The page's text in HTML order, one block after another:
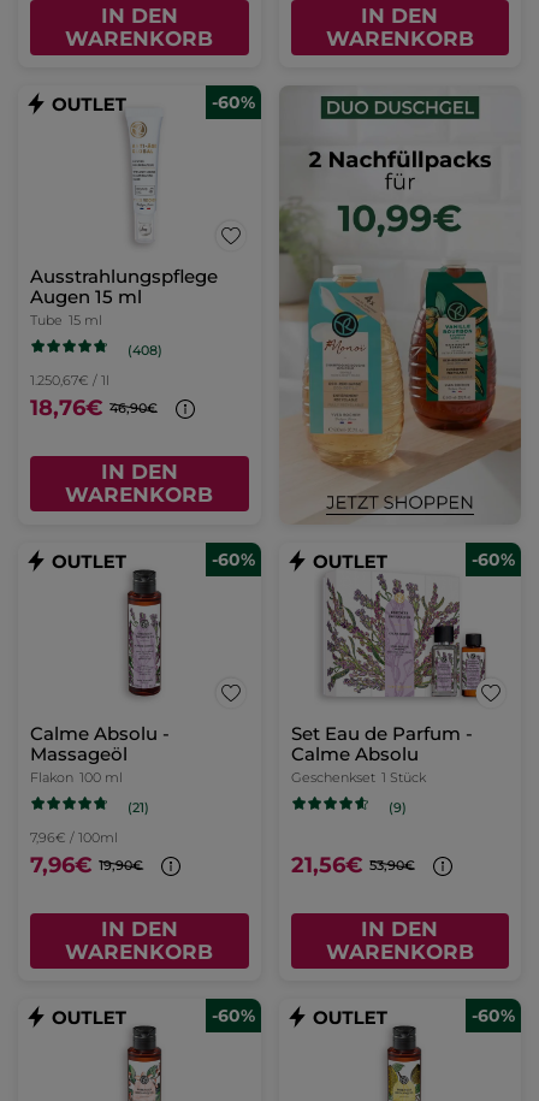
IN DEN
WARENKORB
IN DEN
WARENKORB
-60%
Ausstrahlungspflege
Augen 15 ml
Tube 15 ml
(408)
1.250,67€ / 1l
18,76€ 46,90€
IN DEN
WARENKORB
-60%
Calme Absolu -
Massageöl
Flakon 100 ml
(21)
7,96€ / 100ml
7,96€ 19,90€
IN DEN
WARENKORB
-60%
Set Eau de Parfum -
Calme Absolu
Geschenkset 1 Stück
(9)
21,56€ 53,90€
IN DEN
WARENKORB
-60% -60%